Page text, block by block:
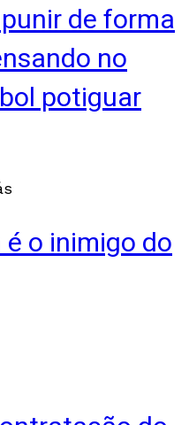
de forma
no
potiguar
o inimigo do